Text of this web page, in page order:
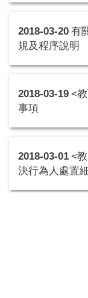
2018-03-20 有
規及程序說明
2018-03-19 <
事項
2018-03-01 <
決行為人處置